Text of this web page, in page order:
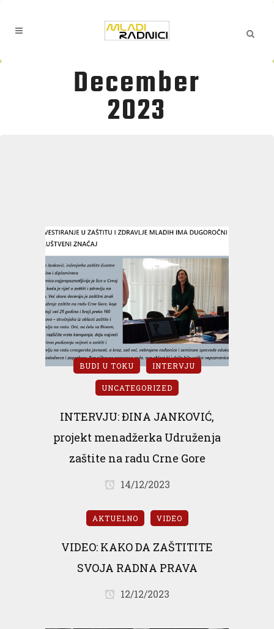
December
2023
BUDI U TOKU INTERVJU
UNCATEGORIZED
INTERVJU: ĐINA JANKOVIĆ,
projekt menadžerka Udruženja
zaštite na radu Crne Gore
14/12/2023
AKTUELNO VIDEO
VIDEO: KAKO DA ZAŠTITITE
SVOJA RADNA PRAVA
12/12/2023